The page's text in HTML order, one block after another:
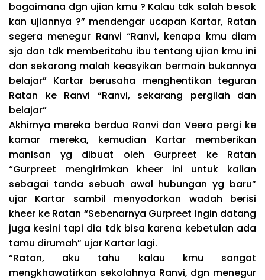
bagaimana dgn ujian kmu ? Kalau tdk salah besok
kan ujiannya ?” mendengar ucapan Kartar, Ratan
segera menegur Ranvi “Ranvi, kenapa kmu diam
sja dan tdk memberitahu ibu tentang ujian kmu ini
dan sekarang malah keasyikan bermain bukannya
belajar” Kartar berusaha menghentikan teguran
Ratan ke Ranvi “Ranvi, sekarang pergilah dan
belajar”
Akhirnya mereka berdua Ranvi dan Veera pergi ke
kamar mereka, kemudian Kartar memberikan
manisan yg dibuat oleh Gurpreet ke Ratan
“Gurpreet mengirimkan kheer ini untuk kalian
sebagai tanda sebuah awal hubungan yg baru”
ujar Kartar sambil menyodorkan wadah berisi
kheer ke Ratan “Sebenarnya Gurpreet ingin datang
juga kesini tapi dia tdk bisa karena kebetulan ada
tamu dirumah” ujar Kartar lagi.
“Ratan, aku tahu kalau kmu sangat
mengkhawatirkan sekolahnya Ranvi, dgn menegur